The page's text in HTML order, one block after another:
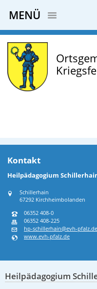
MENÜ
Heilpädagogium
Schillerhain
67292 Kirchheimbolanden
06352 408-0
06352 408-225
hp-schillerhain@evh-pfalz.de
www.evh-pfalz.de
Heilpädagogium